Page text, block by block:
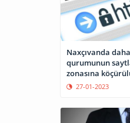
Naxçıvanda
qurumunun
zonasına
27-01-2023